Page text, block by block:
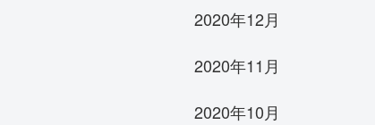
2020年12月
2020年11月
2020年10月